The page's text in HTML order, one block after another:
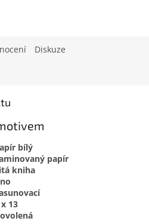
Diskuze
bílý
papír
kniha
13